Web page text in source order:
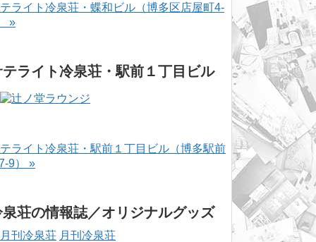
ライト冷泉荘・蝶和ビル（博多区店屋町4-
»
テライト冷泉荘・駅前１丁目ビル
ライト冷泉荘・駅前１丁目ビル（博多駅前
9） »
泉荘の情報誌／オリジナルグッズ
月刊冷泉荘